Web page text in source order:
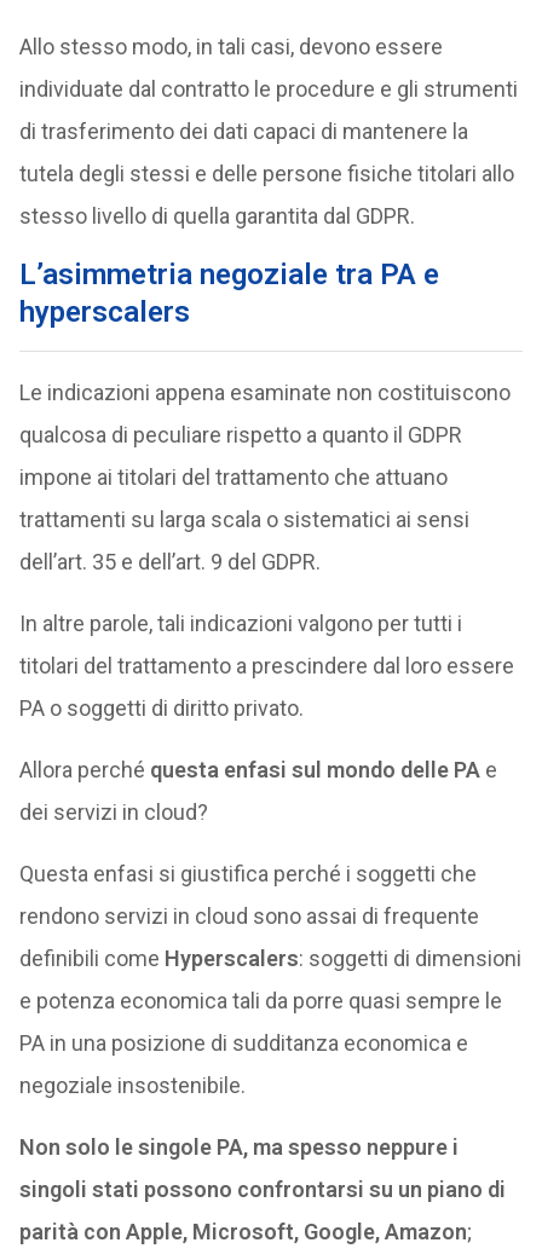
Allo stesso modo, in tali casi, devono essere
individuate dal contratto le procedure e gli strumenti
di trasferimento dei dati capaci di mantenere la
tutela degli stessi e delle persone fisiche titolari allo
stesso livello di quella garantita dal GDPR.
L’asimmetria negoziale tra PA e
hyperscalers
Le indicazioni appena esaminate non costituiscono
qualcosa di peculiare rispetto a quanto il GDPR
impone ai titolari del trattamento che attuano
trattamenti su larga scala o sistematici ai sensi
dell’art. 35 e dell’art. 9 del GDPR.
In altre parole, tali indicazioni valgono per tutti i
titolari del trattamento a prescindere dal loro essere
PA o soggetti di diritto privato.
Allora perché questa enfasi sul mondo delle PAe
dei servizi in cloud?
Questa enfasi si giustifica perché i soggetti che
rendono servizi in cloud sono assai di frequente
definibili come Hyperscalers: soggetti di dimensioni
e potenza economica tali da porre quasi sempre le
PA in una posizione di sudditanza economica e
negoziale insostenibile.
Non solo le singole PA, ma spesso neppure i
singoli stati possono confrontarsi su un piano di
parità con Apple, Microsoft, Google, Amazon;